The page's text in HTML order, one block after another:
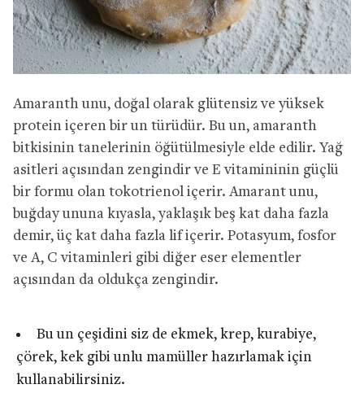
Amaranth unu, doğal olarak glütensiz ve yüksek
protein içeren bir un türüdür. Bu un, amaranth
bitkisinin tanelerinin öğütülmesiyle elde edilir. Yağ
asitleri açısından zengindir ve E vitamininin güçlü
bir formu olan tokotrienol içerir. Amarant unu,
buğday ununa kıyasla, yaklaşık beş kat daha fazla
demir, üç kat daha fazla lif içerir. Potasyum, fosfor
ve A, C vitaminleri gibi diğer eser elementler
açısından da oldukça zengindir.
Bu un çeşidini siz de ekmek, krep, kurabiye,
çörek, kek gibi unlu mamüller hazırlamak için
kullanabilirsiniz.